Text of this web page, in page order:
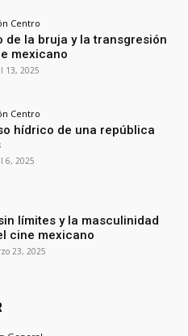
Centro
de la bruja y la transgresión
mexicano
13, 2025
Centro
hídrico de una república
6, 2025
límites y la masculinidad
cine mexicano
23, 2025